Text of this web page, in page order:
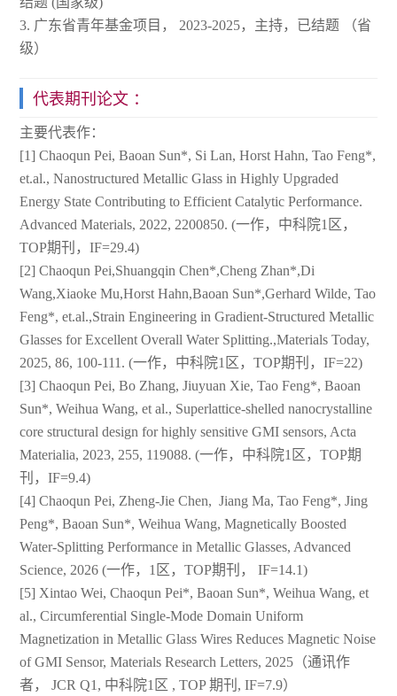
3. 广东省青年基金项目， 2023-2025，主持，已结题 （省
级）
代表期刊论文 ：
主要代表作：
[1] Chaoqun Pei, Baoan Sun*, Si Lan, Horst Hahn, Tao Feng*,
et.al., Nanostructured Metallic Glass in Highly Upgraded
Energy State Contributing to Efficient Catalytic Performance.
Advanced Materials, 2022, 2200850. (一作，中科院1区，
TOP期刊，IF=29.4)
[2] Chaoqun Pei,Shuangqin Chen*,Cheng Zhan*,Di
Wang,Xiaoke Mu,Horst Hahn,Baoan Sun*,Gerhard Wilde, Tao
Feng*, et.al.,Strain Engineering in Gradient-Structured Metallic
Glasses for Excellent Overall Water Splitting.,Materials Today,
2025, 86, 100-111. (一作，中科院1区，TOP期刊，IF=22)
[3] Chaoqun Pei, Bo Zhang, Jiuyuan Xie, Tao Feng*, Baoan
Sun*, Weihua Wang, et al., Superlattice-shelled nanocrystalline
core structural design for highly sensitive GMI sensors, Acta
Materialia, 2023, 255, 119088. (一作，中科院1区，TOP期
刊，IF=9.4)
[4] Chaoqun Pei, Zheng-Jie Chen, Jiang Ma, Tao Feng*, Jing
Peng*, Baoan Sun*, Weihua Wang, Magnetically Boosted
Water-Splitting Performance in Metallic Glasses, Advanced
Science, 2026 (一作，1区，TOP期刊， IF=14.1)
[5] Xintao Wei, Chaoqun Pei*, Baoan Sun*, Weihua Wang, et
al., Circumferential Single-Mode Domain Uniform
Magnetization in Metallic Glass Wires Reduces Magnetic Noise
of GMI Sensor, Materials Research Letters, 2025（通讯作
者， JCR Q1, 中科院1区 , TOP 期刊, IF=7.9）